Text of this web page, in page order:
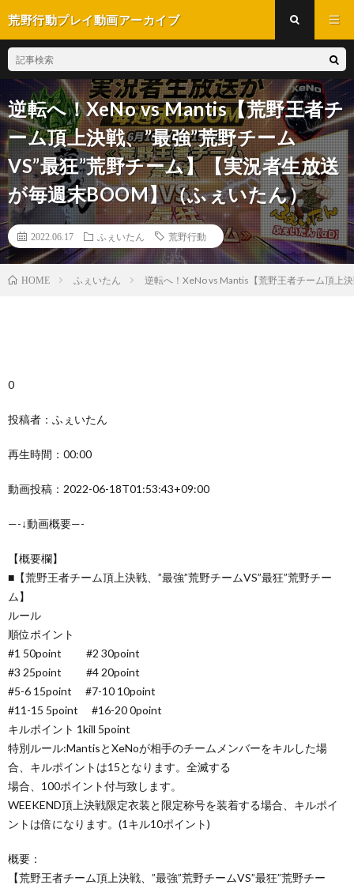
荒野行動プレイ動画アーカイブ
逆転へ！XeNo vs Mantis【荒野王者チ
ーム頂上決戦、”最強”荒野チーム
VS”最狂”荒野チーム】【実況者生放送
が毎週末BOOM】（ふぇいたん）
2022.06.17 ふぇいたん 荒野行動
HOME ふぇいたん 逆転へ！XeNo vs Mantis【荒野王者チーム頂上
0
投稿者：ふぇいたん
再生時間：00:00
動画投稿：2022-06-18T01:53:43+09:00
—-↓動画概要—-
【概要欄】
■【荒野王者チーム頂上決戦、”最強”荒野チームVS”最狂”荒野チー
ム】
ルール
順位ポイント
#1 50point #2 30point
#3 25point #4 20point
#5-6 15point #7-10 10point
#11-15 5point #16-20 0point
キルポイント 1kill 5point
特別ルール:MantisとXeNoが相手のチームメンバーをキルした場
合、キルポイントは15となります。全滅する
場合、100ポイント付与致します。
WEEKEND頂上決戦限定衣装と限定称号を装着する場合、キルポイ
ントは倍になります。(1キル10ポイント)
概要：
【荒野王者チーム頂上決戦、”最強”荒野チームVS”最狂”荒野チー